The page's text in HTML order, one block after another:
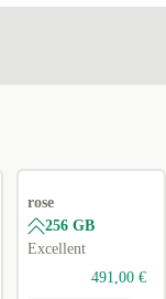
rose
256 GB
Excellent
491,00 €